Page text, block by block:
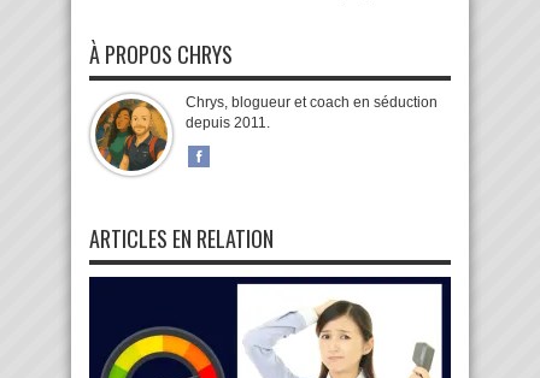
À PROPOS CHRYS
Chrys, blogueur et coach en séduction
depuis 2011.
ARTICLES EN RELATION